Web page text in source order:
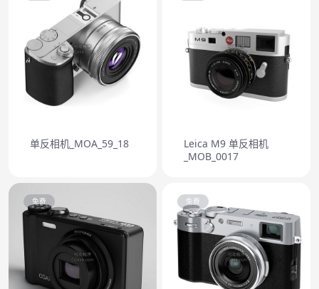
单反相机_MOA_59_18
Leica M9 单反相机
_MOB_0017
免费 免费